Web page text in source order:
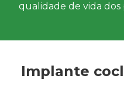
qualidade de vida dos
Implante